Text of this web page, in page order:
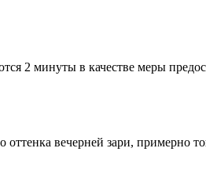
2 минуты в качестве меры
вечерней зари, примерно